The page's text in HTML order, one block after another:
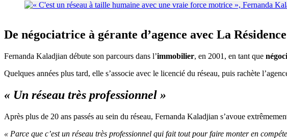
De négociatrice à gérante d’agence avec La Résidence
Fernanda Kaladjian débute son parcours dans l’immobilier, en 2001, en tant que
Quelques années plus tard, elle s’associe avec le licencié du réseau, puis rachète
« Un réseau très professionnel »
Après plus de 20 ans passés au sein du réseau, Fernanda Kaladjian s’avoue
« Parce que c’est un réseau très professionnel qui fait tout pour faire monter en